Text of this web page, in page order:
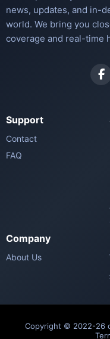
news, updates, and in-
world. We bring you
coverage and real-time
Support
Contact
FAQ
Company
About Us
Copyright © 2022-26